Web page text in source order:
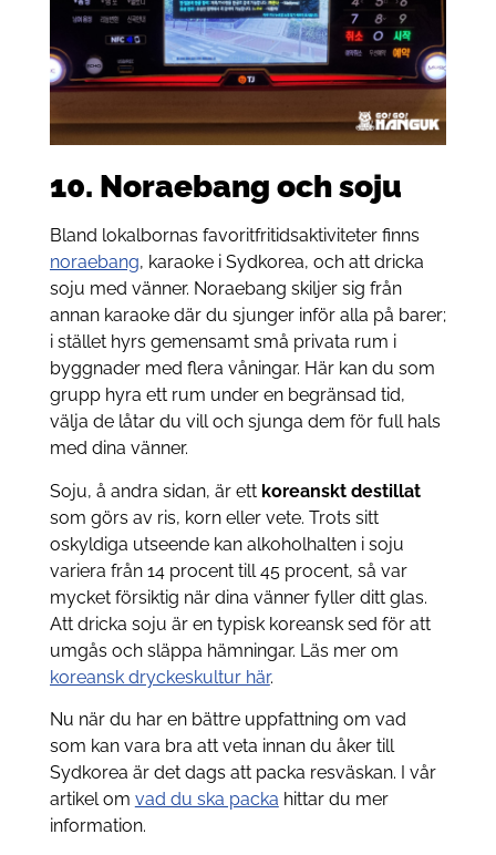
10. Noraebang och soju
Bland lokalbornas favoritfritidsaktiviteter finns
noraebang, karaoke i Sydkorea, och att dricka
soju med vänner. Noraebang skiljer sig från
annan karaoke där du sjunger inför alla på barer;
i stället hyrs gemensamt små privata rum i
byggnader med flera våningar. Här kan du som
grupp hyra ett rum under en begränsad tid,
välja de låtar du vill och sjunga dem för full hals
med dina vänner.
Soju, å andra sidan, är ettkoreanskt destillat
som görs av ris, korn eller vete. Trots sitt
oskyldiga utseende kan alkoholhalten i soju
variera från 14 procent till 45 procent, så var
mycket försiktig när dina vänner fyller ditt glas.
Att dricka soju är en typisk koreansk sed för att
umgås och släppa hämningar. Läs mer om
koreansk dryckeskultur här.
Nu när du har en bättre uppfattning om vad
som kan vara bra att veta innan du åker till
Sydkorea är det dags att packa resväskan. I vår
artikel om vad du ska packa hittar du mer
information.